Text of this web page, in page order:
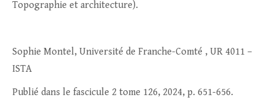
Topographie et architecture).
Sophie Montel, Université de Franche-Comté , UR 4011 –
ISTA
Publié dans le fascicule 2 tome 126, 2024, p. 651-656.